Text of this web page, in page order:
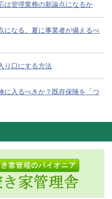
は管理業務の新論点になるか
になる。夏に事業者が備えるべ
り口にする方法
に入るべきか？既存保険を「つ